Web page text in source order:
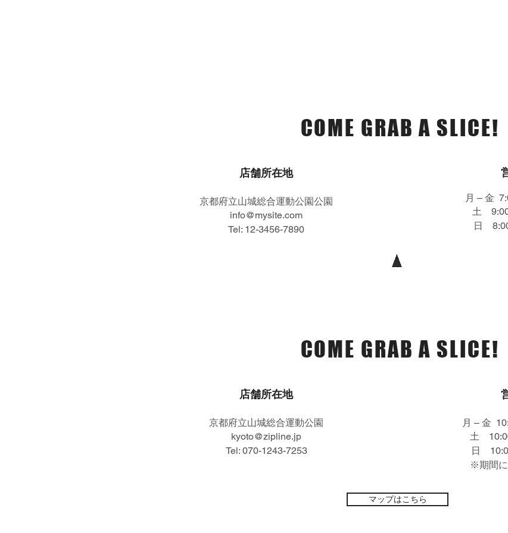
COME GRAB A SLICE!
店舗所在地
​京都府立山城総合運動公園公園
info@mysite.com
Tel: 12-3456-7890
月 – 金
土
日
COME GRAB A SLICE!
店舗所在地
​京都府立山城総合運動公園
kyoto@zipline.jp
Tel: 070-1243-7253
月 – 金
土
日
​※期間
マップはこちら